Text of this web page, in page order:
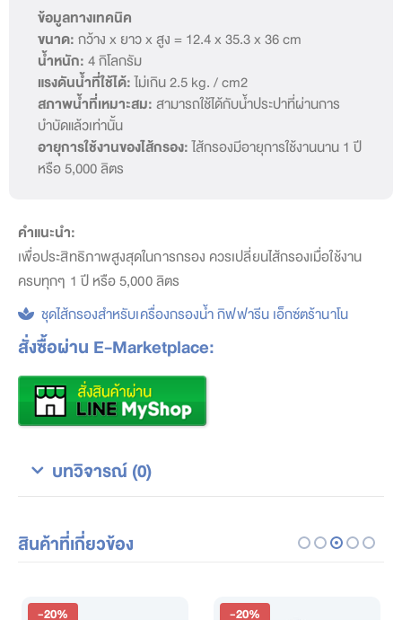
ข้อมูลทางเทคนิค
ขนาด: กว้าง x ยาว x สูง = 12.4 x 35.3 x 36 cm
น้ำหนัก: 4 กิโลกรัม
แรงดันน้ำที่ใช้ได้:ไม่เกิน 2.5 kg. / cm2
สภาพน้ำที่เหมาะสม: สามารถใช้ได้กับน้ำประปาที่ผ่านการ
บำบัดแล้วเท่านั้น
อายุการใช้งานของไส้กรอง:ไส้กรองมีอายุการใช้งานนาน 1 ปี
หรือ 5,000 ลิตร
คำแนะนำ:
เพื่อประสิทธิภาพสูงสุดในการกรอง ควรเปลี่ยนไส้กรองเมื่อใช้งาน
ครบทุกๆ 1 ปี หรือ 5,000 ลิตร
ชุดไส้กรองสำหรับเครื่องกรองน้ำ กิฟฟารีน เอ็กซ์ตร้านาโน
สั่งซื้อผ่าน E-Marketplace:
บทวิจารณ์ (0)
สินค้าที่เกี่ยวข้อง
-20% -20%